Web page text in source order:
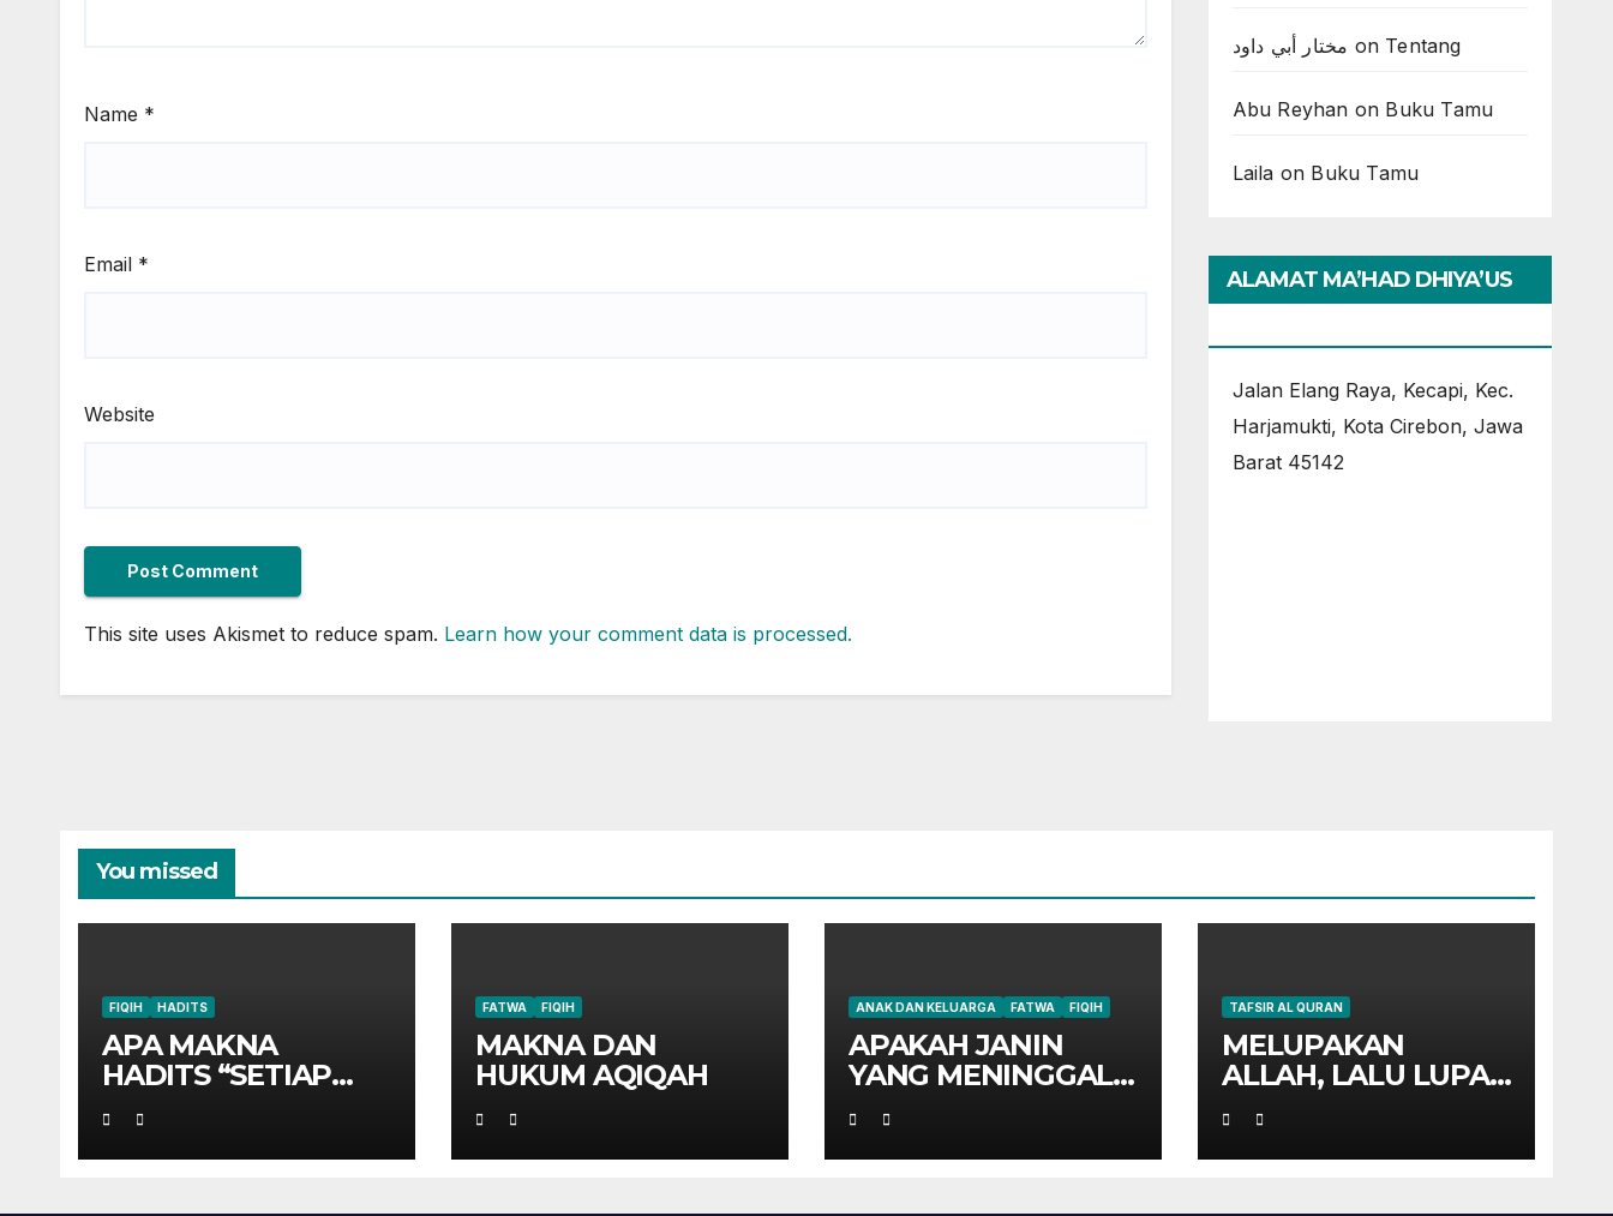
Name *
Email *
Website
This site uses Akismet to reduce spam. Learn how your comment data is processed.
مختار أبي داود on Tentang
Abu Reyhan on Buku Tamu
Laila on Buku Tamu
ALAMAT MA’HAD DHIYA’US
Jalan Elang Raya, Kecapi, Kec.
Harjamukti, Kota Cirebon, Jawa
Barat 45142
You missed
FIQIH HADITS
APA MAKNA
HADITS “SETIAP
ANAK
TERGADAIKAN
DENGAN
FATWA FIQIH
MAKNA DAN
HUKUM AQIQAH
ANAK DAN KELUARGA FATWA FIQIH
APAKAH JANIN
YANG MENINGGAL
DI PERUT IBUNYA
HARUS AQIQAH?
TAFSIR AL QURAN
MELUPAKAN
ALLAH, LALU LUPA
DIRI SENDIRI